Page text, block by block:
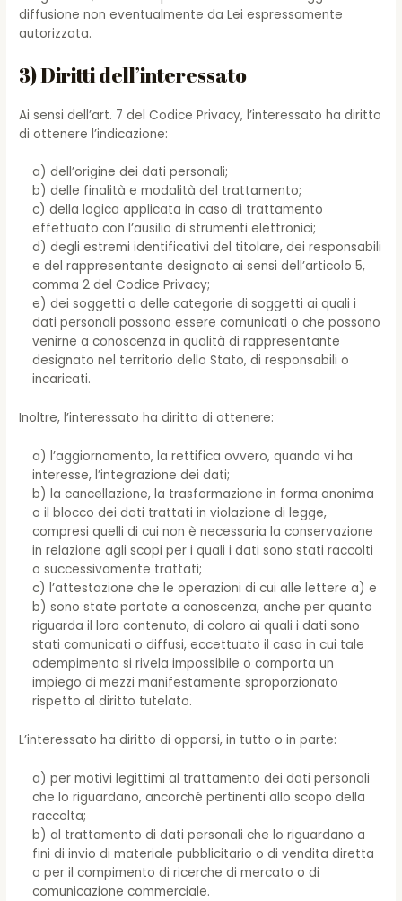
diffusione non eventualmente da Lei espressamente
autorizzata.
3) Diritti dell’interessato
Ai sensi dell’art. 7 del Codice Privacy, l’interessato ha diritto
di ottenere l’indicazione:
a) dell’origine dei dati personali;
b) delle finalità e modalità del trattamento;
c) della logica applicata in caso di trattamento
effettuato con l’ausilio di strumenti elettronici;
d) degli estremi identificativi del titolare, dei responsabili
e del rappresentante designato ai sensi dell’articolo 5,
comma 2 del Codice Privacy;
e) dei soggetti o delle categorie di soggetti ai quali i
dati personali possono essere comunicati o che possono
venirne a conoscenza in qualità di rappresentante
designato nel territorio dello Stato, di responsabili o
incaricati.
Inoltre, l’interessato ha diritto di ottenere:
a) l’aggiornamento, la rettifica ovvero, quando vi ha
interesse, l’integrazione dei dati;
b) la cancellazione, la trasformazione in forma anonima
o il blocco dei dati trattati in violazione di legge,
compresi quelli di cui non è necessaria la conservazione
in relazione agli scopi per i quali i dati sono stati raccolti
o successivamente trattati;
c) l’attestazione che le operazioni di cui alle lettere a) e
b) sono state portate a conoscenza, anche per quanto
riguarda il loro contenuto, di coloro ai quali i dati sono
stati comunicati o diffusi, eccettuato il caso in cui tale
adempimento si rivela impossibile o comporta un
impiego di mezzi manifestamente sproporzionato
rispetto al diritto tutelato.
L’interessato ha diritto di opporsi, in tutto o in parte:
a) per motivi legittimi al trattamento dei dati personali
che lo riguardano, ancorché pertinenti allo scopo della
raccolta;
b) al trattamento di dati personali che lo riguardano a
fini di invio di materiale pubblicitario o di vendita diretta
o per il compimento di ricerche di mercato o di
comunicazione commerciale.